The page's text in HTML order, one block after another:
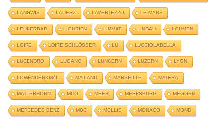
LANGWIS LAUERZ LAVERTEZZO LE MANS
LEUKERBAD LIGURIEN LIMMAT LINDAU LOHMEN
LOIRE LOIRE SCHLÖSSER LU LUCCIOLABELLA
LUCENDRO LUGANO LUNGERN LUZERN LYON
LÖWENDENKMAL MAILAND MARSEILLE MATERA
MATTERHORN MCO MEER MEERSBURG MEGGEN
MERCEDES BENZ MOC MOLLIS MONACO MOND